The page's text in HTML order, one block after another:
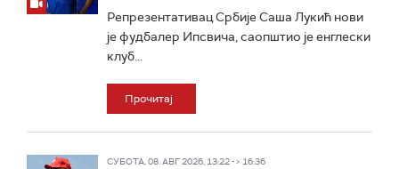
Репрезентативац Србије Саша Лукић нови
је фудбалер Ипсвича, саопштио је енглески
клуб...
Прочитај
СУБОТА, 08. АВГ 2026, 13:22 -> 16:36